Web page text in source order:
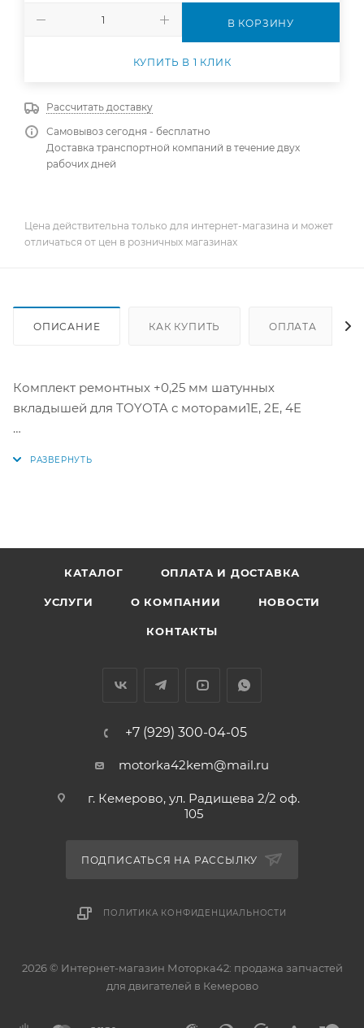
В КОРЗИНУ
КУПИТЬ В 1 КЛИК
Рассчитать доставку
Самовывоз сегодня - бесплатно
Доставка транспортной компаний в течение двух
рабочих дней
Цена действительна только для интернет-магазина и может
отличаться от цен в розничных магазинах
ОПИСАНИЕ КАК КУПИТЬ ОПЛАТА
Комплект ремонтных +0,25 мм шатунных
вкладышей для TOYOTA с моторами1E, 2E, 4E
КАТАЛОГ ОПЛАТА И ДОСТАВКА
УСЛУГИ О КОМПАНИИ НОВОСТИ
КОНТАКТЫ
+7 (929) 300-04-05
motorka42kem@mail.ru
г. Кемерово, ул. Радищева 2/2 оф.
105
ПОДПИСАТЬСЯ НА РАССЫЛКУ
ПОЛИТИКА КОНФИДЕНЦИАЛЬНОСТИ
2026 © Интернет-магазин Моторка42: продажа запчастей
для двигателей в Кемерово